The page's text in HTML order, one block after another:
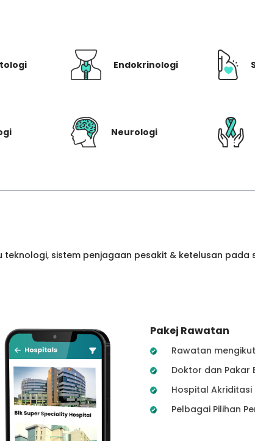
Endokrinologi
Neurologi
sistem penjagaan pesakit & ketelusan pada
Pakej Rawatan
Rawatan
Doktor dan Pakar
Hospital Akriditasi
Pelbagai Pilihan